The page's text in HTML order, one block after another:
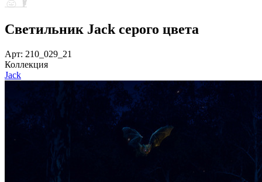
Светильник Jack серого цвета
Арт: 210_029_21
Коллекция
Jack